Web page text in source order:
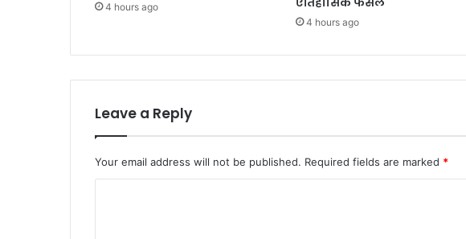
4 hours ago
4 hours ago
Leave a Reply
Your email address will not be published. Required fields are marked *